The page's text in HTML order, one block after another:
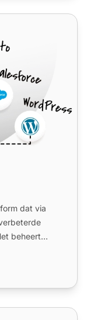
dat via
beheert